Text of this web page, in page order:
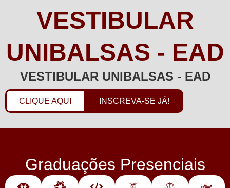
VESTIBULAR
UNIBALSAS - EAD
VESTIBULAR UNIBALSAS - EAD
CLIQUE AQUI INSCREVA-SE JÁ!
Graduações Presenciais